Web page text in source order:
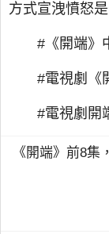
方式宣洩憤怒
#《開端》
#電視劇《
#電視劇開
《開端》前8